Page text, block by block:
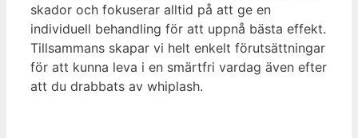
skador och fokuserar alltid på att ge en
individuell behandling för att uppnå bästa effekt.
Tillsammans skapar vi helt enkelt förutsättningar
för att kunna leva i en smärtfri vardag även efter
att du drabbats av whiplash.